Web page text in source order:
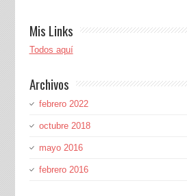
Mis Links
Todos aquí
Archivos
febrero 2022
octubre 2018
mayo 2016
febrero 2016